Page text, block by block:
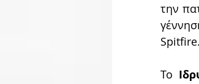
την
Spitfire.
Το